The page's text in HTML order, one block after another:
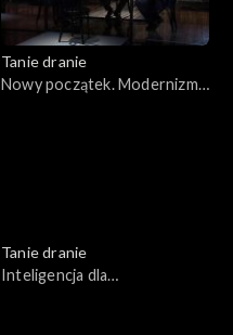
Tanie dranie
Nowy początek. Modernizm
Tanie dranie
Inteligencja dla